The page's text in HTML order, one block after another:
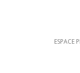
ESPACE